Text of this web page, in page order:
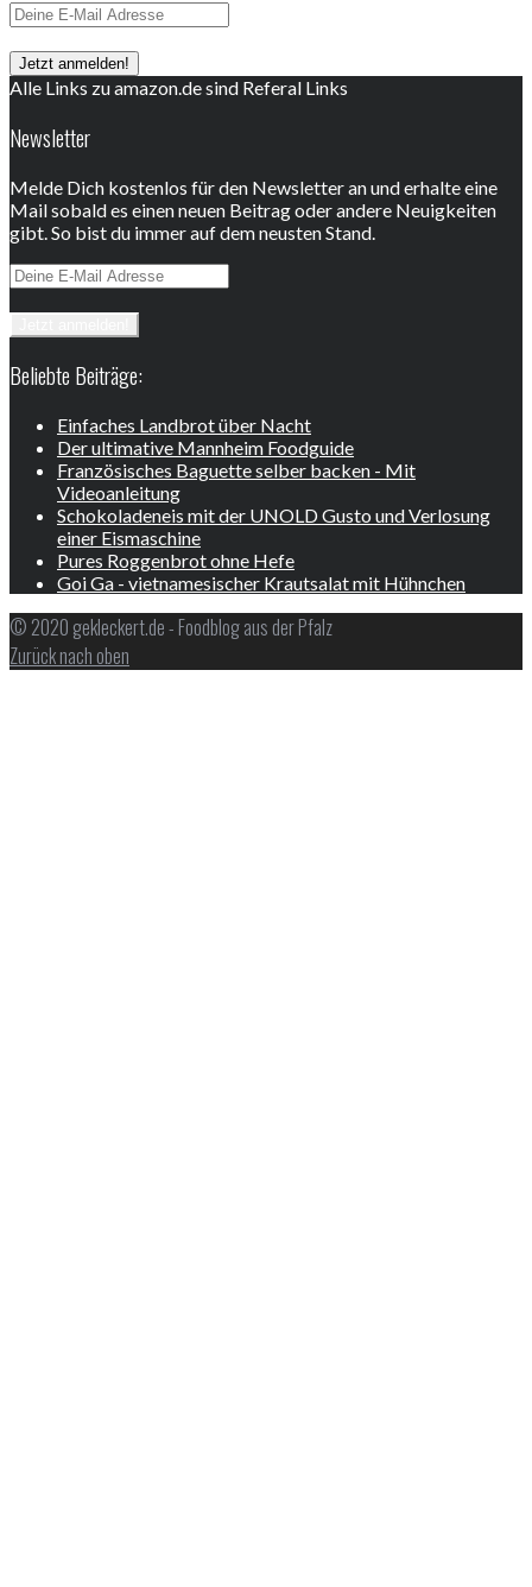
Alle Links zu amazon.de sind Referal Links
Newsletter
Melde Dich kostenlos für den Newsletter an und erhalte eine
Mail sobald es einen neuen Beitrag oder andere Neuigkeiten
gibt. So bist du immer auf dem neusten Stand.
Beliebte Beiträge:
Einfaches Landbrot über Nacht
Der ultimative Mannheim Foodguide
Französisches Baguette selber backen - Mit
Videoanleitung
Schokoladeneis mit der UNOLD Gusto und Verlosung
einer Eismaschine
Pures Roggenbrot ohne Hefe
Goi Ga - vietnamesischer Krautsalat mit Hühnchen
© 2020 gekleckert.de - Foodblog aus der Pfalz
Zurück nach oben